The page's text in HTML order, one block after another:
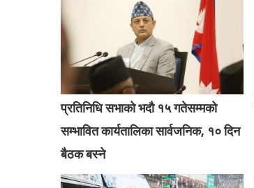
प्रतिनिधि सभाको भदौ १५ गतेसम्मको
सम्भावित कार्यतालिका सार्वजनिक, १० दिन
बैठक बस्ने